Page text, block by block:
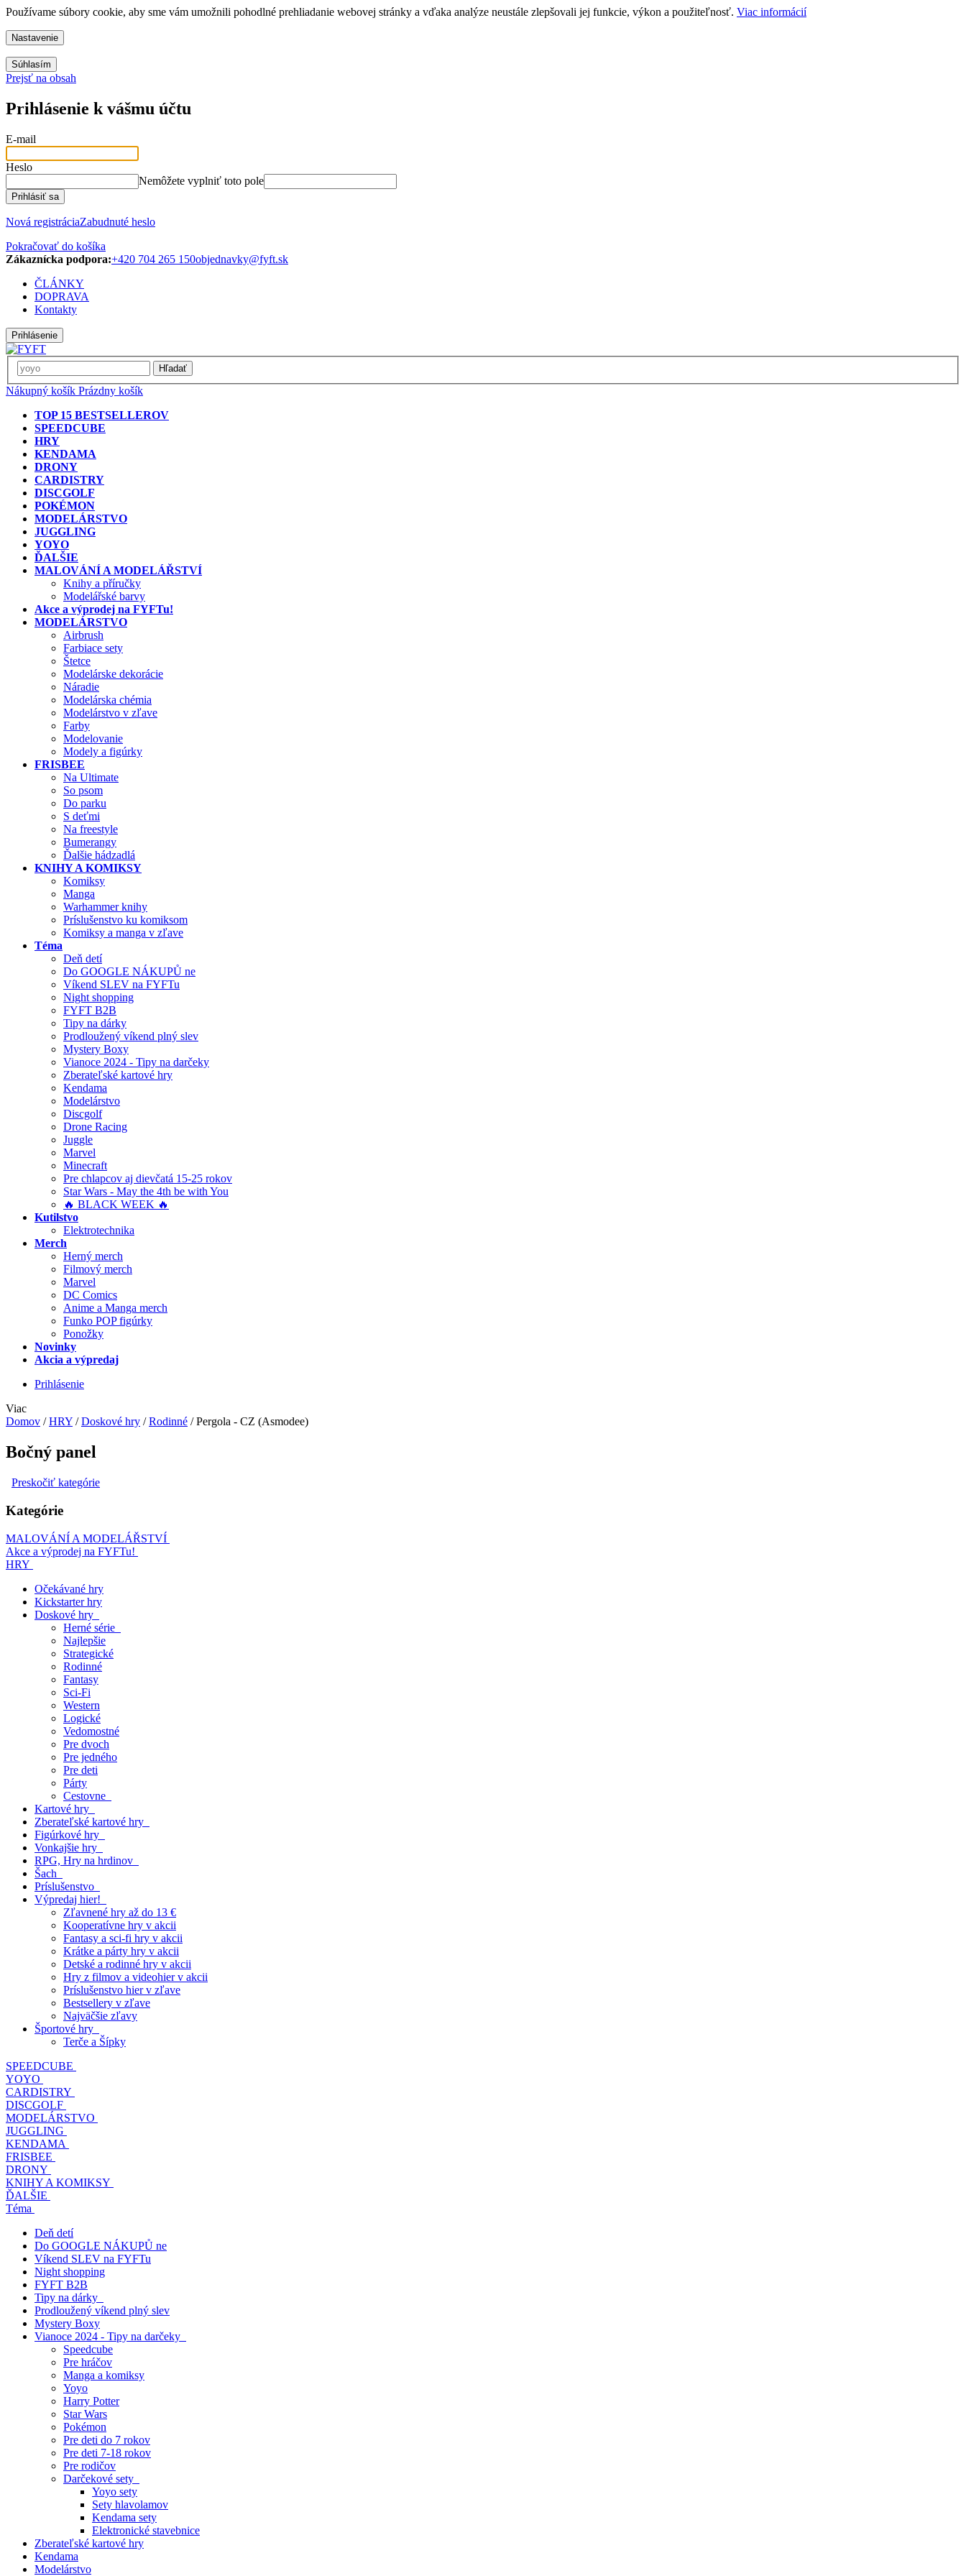
Používame súbory cookie, aby sme vám umožnili pohodlné prehliadanie webovej stránky a vďaka analýze neustále zlepšovali jej funkcie, výkon a použiteľnosť. Viac informácií
Nastavenie
Súhlasím
Prejsť na obsah
Prihlásenie k vášmu účtu
E-mail
Heslo
Nemôžete vyplniť toto pole
Prihlásiť sa
Nová registráciaZabudnuté heslo
Pokračovať do košíka
Zákaznícka podpora:+420 704 265 150objednavky@fyft.sk
ČLÁNKY
DOPRAVA
Kontakty
Prihlásenie
Hľadať
Nákupný košík Prázdny košík
TOP 15 BESTSELLEROV
SPEEDCUBE
HRY
KENDAMA
DRONY
CARDISTRY
DISCGOLF
POKÉMON
MODELÁRSTVO
JUGGLING
YOYO
ĎALŠIE
MALOVÁNÍ A MODELÁŘSTVÍ
Knihy a příručky
Modelářské barvy
Akce a výprodej na FYFTu!
MODELÁRSTVO
Airbrush
Farbiace sety
Štetce
Modelárske dekorácie
Náradie
Modelárska chémia
Modelárstvo v zľave
Farby
Modelovanie
Modely a figúrky
FRISBEE
Na Ultimate
So psom
Do parku
S deťmi
Na freestyle
Bumerangy
Ďalšie hádzadlá
KNIHY A KOMIKSY
Komiksy
Manga
Warhammer knihy
Príslušenstvo ku komiksom
Komiksy a manga v zľave
Téma
Deň detí
Do GOOGLE NÁKUPŮ ne
Víkend SLEV na FYFTu
Night shopping
FYFT B2B
Tipy na dárky
Prodloužený víkend plný slev
Mystery Boxy
Vianoce 2024 - Tipy na darčeky
Zberateľské kartové hry
Kendama
Modelárstvo
Discgolf
Drone Racing
Juggle
Marvel
Minecraft
Pre chlapcov aj dievčatá 15-25 rokov
Star Wars - May the 4th be with You
🔥 BLACK WEEK 🔥
Kutilstvo
Elektrotechnika
Merch
Herný merch
Filmový merch
Marvel
DC Comics
Anime a Manga merch
Funko POP figúrky
Ponožky
Novinky
Akcia a výpredaj
Prihlásenie
Viac
Domov / HRY / Doskové hry / Rodinné / Pergola - CZ (Asmodee)
Bočný panel
Preskočiť kategórie
Kategórie
MALOVÁNÍ A MODELÁŘSTVÍ
Akce a výprodej na FYFTu!
HRY
Očekávané hry
Kickstarter hry
Doskové hry
Herné série
Najlepšie
Strategické
Rodinné
Fantasy
Sci-Fi
Western
Logické
Vedomostné
Pre dvoch
Pre jedného
Pre deti
Párty
Cestovne
Kartové hry
Zberateľské kartové hry
Figúrkové hry
Vonkajšie hry
RPG, Hry na hrdinov
Šach
Príslušenstvo
Výpredaj hier!
Zľavnené hry až do 13 €
Kooperatívne hry v akcii
Fantasy a sci-fi hry v akcii
Krátke a párty hry v akcii
Detské a rodinné hry v akcii
Hry z filmov a videohier v akcii
Príslušenstvo hier v zľave
Bestsellery v zľave
Najväčšie zľavy
Športové hry
Terče a Šípky
SPEEDCUBE
YOYO
CARDISTRY
DISCGOLF
MODELÁRSTVO
JUGGLING
KENDAMA
FRISBEE
DRONY
KNIHY A KOMIKSY
ĎALŠIE
Téma
Deň detí
Do GOOGLE NÁKUPŮ ne
Víkend SLEV na FYFTu
Night shopping
FYFT B2B
Tipy na dárky
Prodloužený víkend plný slev
Mystery Boxy
Vianoce 2024 - Tipy na darčeky
Speedcube
Pre hráčov
Manga a komiksy
Yoyo
Harry Potter
Star Wars
Pokémon
Pre deti do 7 rokov
Pre deti 7-18 rokov
Pre rodičov
Darčekové sety
Yoyo sety
Sety hlavolamov
Kendama sety
Elektronické stavebnice
Zberateľské kartové hry
Kendama
Modelárstvo